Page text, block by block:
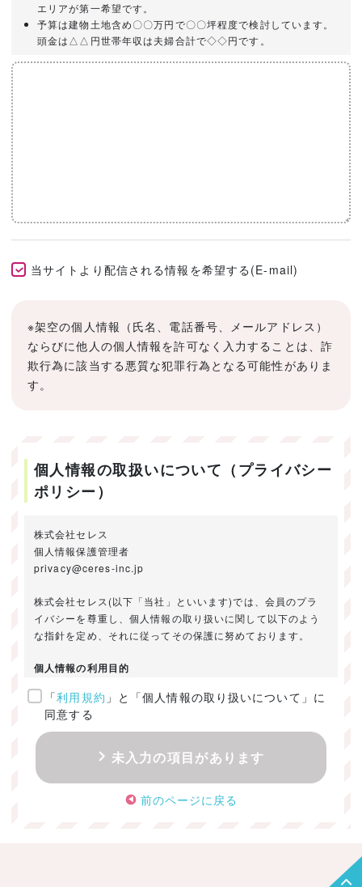
エリアが第一希望です。
予算は建物土地含め〇〇万円で〇〇坪程度で検討しています。
頭金は△△円世帯年収は夫婦合計で◇◇円です。
当サイトより配信される情報を希望する(E-mail)
※架空の個人情報（氏名、電話番号、メールアドレス）
ならびに他人の個人情報を許可なく入力することは、詐
欺行為に該当する悪質な犯罪行為となる可能性がありま
す。
個人情報の取扱いについて（プライバシー
ポリシー）
株式会社セレス
個人情報保護管理者
privacy@ceres-inc.jp
株式会社セレス(以下「当社」といいます)では、会員のプラ
イバシーを尊重し、個人情報の取り扱いに関して以下のよう
な指針を定め、それに従ってその保護に努めております。
個人情報の利用目的
ご提供いただきました個人情報は、以下のためにのみ利用い
たします。
・お問い合わせに対する回答及び資料送付のご連絡
・当社のお客様向けサービスの提供
・本人確認
・サービスの開発・改善のための分析
「利用規約 」と「個人情報の取り扱いについて」に
同意する
未入力の項目があります
前のページに戻る